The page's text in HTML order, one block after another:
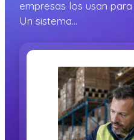
empresas los usan
Un sistema…